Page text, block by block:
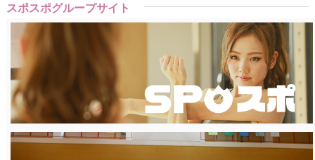
スポスポグループサイト